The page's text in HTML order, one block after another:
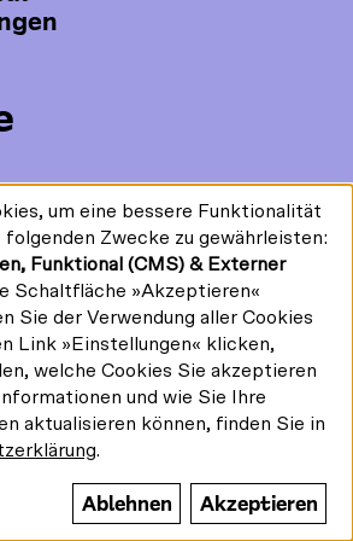
Berlin
Kinemathek 2026
I
um eine bessere Funktionalität
Zwecke zu gewährleisten:
Funktional (CMS) & Externer
Schaltfläche »Akzeptieren«
Sie der Verwendung aller Cookies
Link »Einstellungen« klicken,
welche Cookies Sie akzeptieren
und wie Sie Ihre
aktualisieren können, finden Sie in
.
Ablehnen Akzeptieren